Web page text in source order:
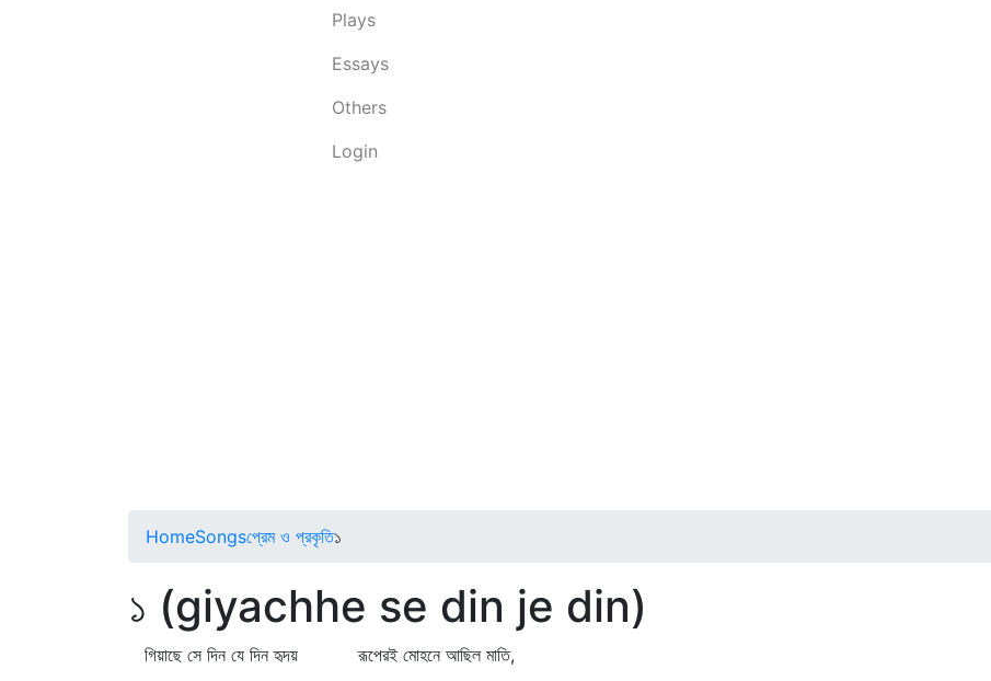
Plays
Essays
Others
Login
HomeSongsপ্রেম ও প্রকৃতি১
১ (giyachhe se din je din)
গিয়াছে সে দিন যে দিন হৃদয় রূপেরই মোহনে আছিল মাতি,